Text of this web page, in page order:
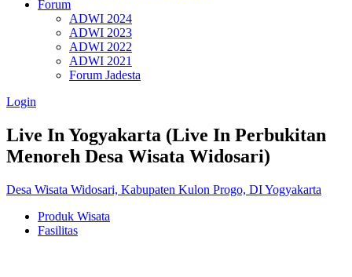
Forum
ADWI 2024
ADWI 2023
ADWI 2022
ADWI 2021
Forum Jadesta
Login
Live In Yogyakarta (Live In Perbukitan
Menoreh Desa Wisata Widosari)
Desa Wisata Widosari, Kabupaten Kulon Progo, DI Yogyakarta
Produk Wisata
Fasilitas